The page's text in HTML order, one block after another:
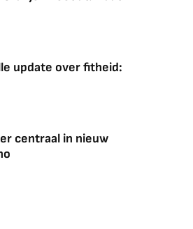
update over fitheid:
centraal in nieuw